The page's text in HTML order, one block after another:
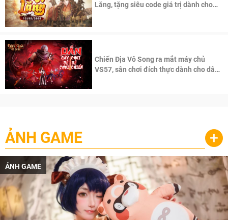
Lăng, tặng siêu code giá trị dành cho
Chiến Địa Vô Song ra mắt máy chủ
VS57, sân chơi đích thực dành cho dân
ẢNH GAME +
ẢNH GAME